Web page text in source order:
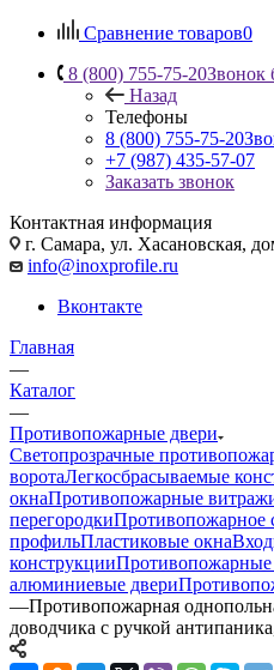
Сравнение товаров0
8 (800) 755-75-20Звонок
Назад
Телефоны
8 (800) 755-75-20
+7 (987) 435-57-07
Заказать звонок
Контактная информация
г. Самара, ул. Хасановская,
info@inoxprofile.ru
Вконтакте
Главная
—
Каталог
—
Противопожарные двери
Светопрозрачные
воротаЛегкосбрасываемые
окнаПротивопожарные
перегородкиПротивопожарное
профильПластиковые окна
конструкции
алюминиевые двери
—Противопожарная
доводчика с ручкой